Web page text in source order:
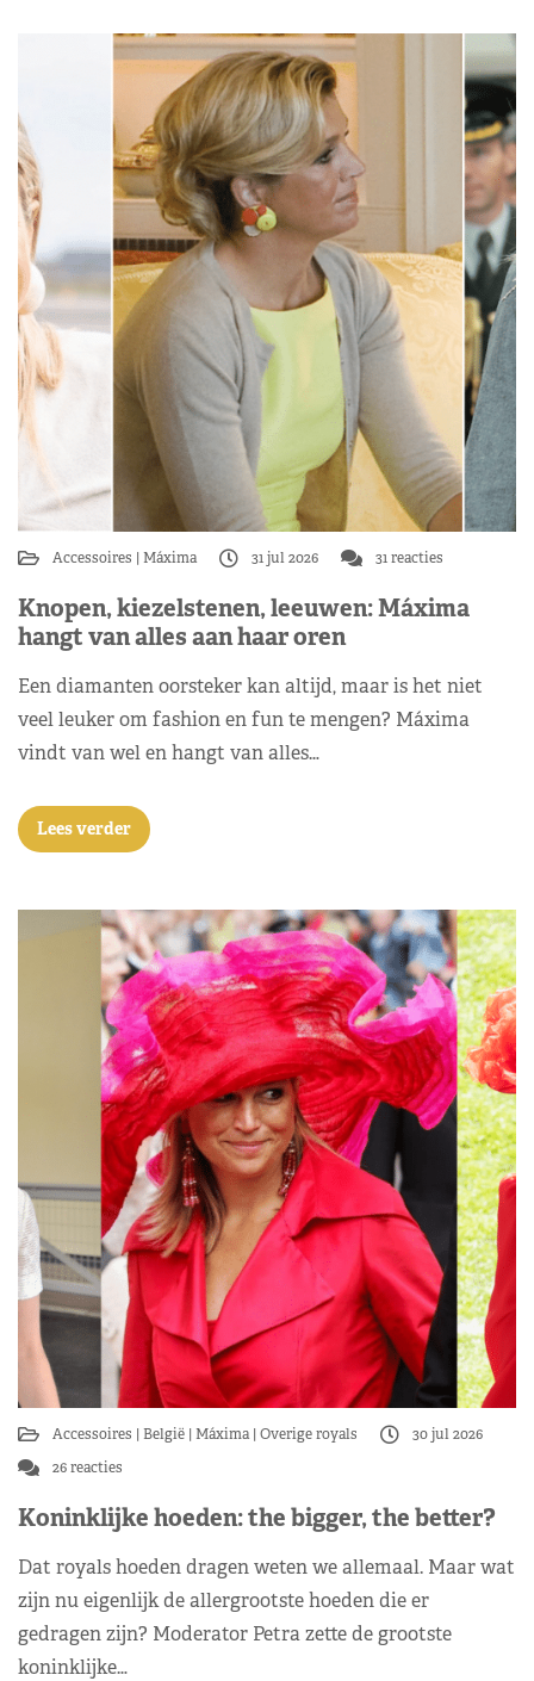
Accessoires Máxima 31 jul 2026 31 reacties
Knopen, kiezelstenen, leeuwen: Máxima
hangt van alles aan haar oren
Een diamanten oorsteker kan altijd, maar is het niet
veel leuker om fashion en fun te mengen? Máxima
vindt van wel en hangt van alles…
Lees verder
Accessoires België Máxima Overige royals
30 jul 2026
26 reacties
Koninklijke hoeden: the bigger, the better?
Dat royals hoeden dragen weten we allemaal. Maar wat
zijn nu eigenlijk de allergrootste hoeden die er
gedragen zijn? Moderator Petra zette de grootste
koninklijke…